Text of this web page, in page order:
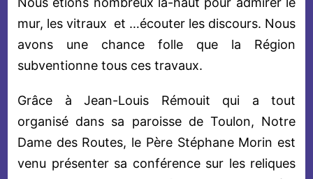
mur, les vitraux et …écouter les discours. Nous
avons une chance folle que la Région
subventionne tous ces travaux.
Grâce à Jean-Louis Rémouit qui a tout
organisé dans sa paroisse de Toulon, Notre
Dame des Routes, le Père Stéphane Morin est
venu présenter sa conférence sur les reliques